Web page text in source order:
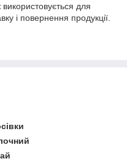
для
і повернення продукції.